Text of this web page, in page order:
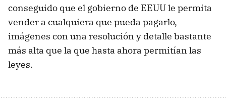
conseguido que el gobierno de EEUU le permita
vender a cualquiera que pueda pagarlo,
imágenes con una resolución y detalle bastante
más alta que la que hasta ahora permitían las
leyes.